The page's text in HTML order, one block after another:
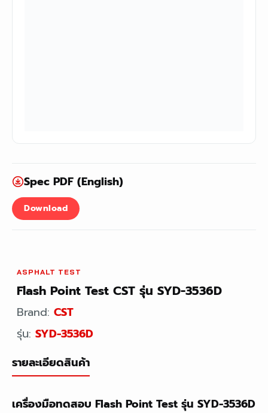
Spec PDF (English)
Download
ASPHALT TEST
Flash Point Test CST รุ่น SYD-3536D
Brand: CST
รุ่น: SYD-3536D
รายละเอียดสินค้า
เครื่องมือทดสอบ Flash Point Test รุ่น SYD-3536D